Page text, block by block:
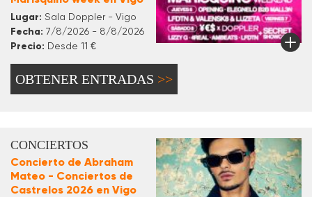
Lugar: Sala Doppler - Vigo
Fecha: 7/8/2026 - 8/8/2026
Precio: Desde 11 €
OBTENER ENTRADAS
CONCIERTOS
Concierto de Abraham
Mateo - Conciertos de
Castrelos 2026 en Vigo